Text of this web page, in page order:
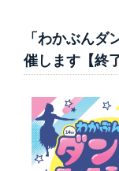
「わかぶん
催します【終